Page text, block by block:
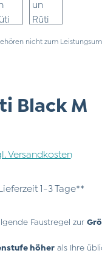
nicht zum
Black M
Versandkosten
1-3 Tage**
Faustregel zur
höher als Ihre